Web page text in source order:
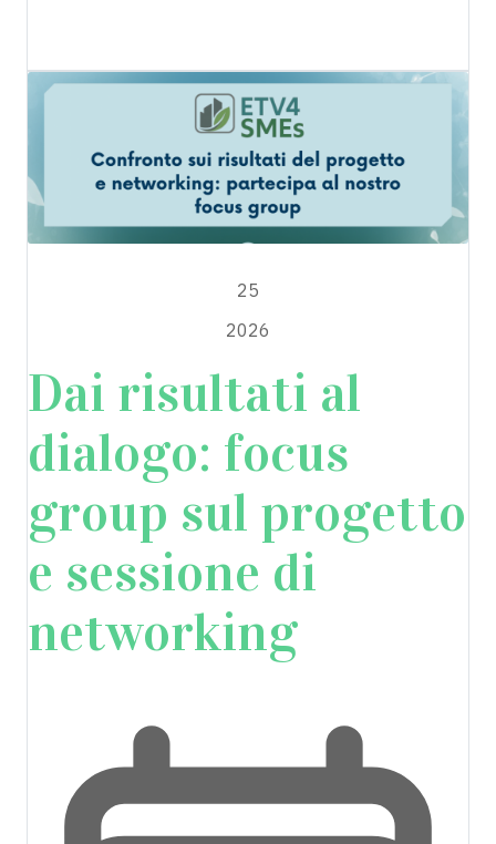
25
2026
Dai risultati al
dialogo: focus
group sul progetto
e sessione di
networking